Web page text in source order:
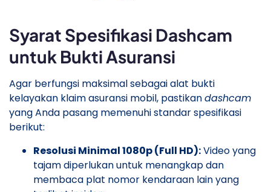
​Syarat Spesifikasi Dashcam
untuk Bukti Asuransi
​Agar berfungsi maksimal sebagai alat bukti
kelayakan klaim asuransi mobil, pastikandashcam
yang Anda pasang memenuhi standar spesifikasi
berikut:
Resolusi Minimal 1080p (Full HD):Video yang
tajam diperlukan untuk menangkap dan
membaca plat nomor kendaraan lain yang